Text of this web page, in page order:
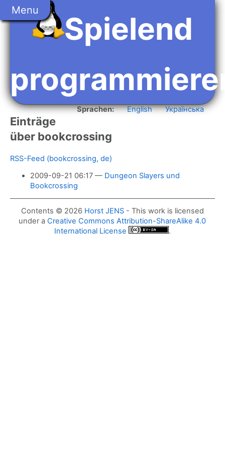
Springe
zum
Hauptinhalt
Spielend
Menu
Sprachen: English Українська
Einträge
über bookcrossing
RSS-Feed (bookcrossing, de)
2009-09-21 06:17
Dungeon Slayers und
Bookcrossing
Contents © 2026 Horst JENS - This work is licensed
under aCreative Commons Attribution-ShareAlike 4.0
International License
.